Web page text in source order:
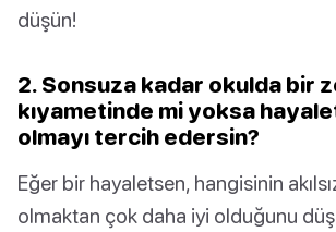
düşün!
2. Sonsuza kadar okulda bir
kıyametinde mi yoksa
olmayı tercih edersin?
Eğer bir hayaletsen, hangisinin
olmaktan çok daha iyi olduğunu